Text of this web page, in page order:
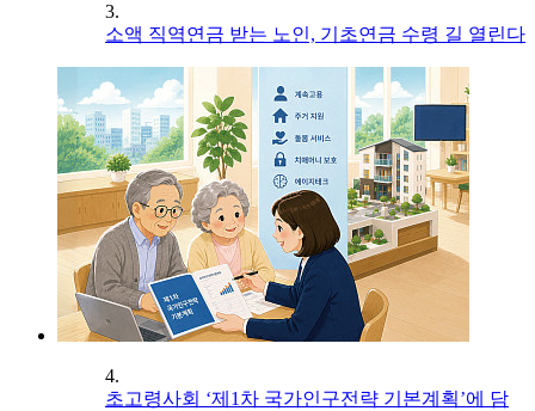
3.
소액 직역연금 받는 노인, 기초연금 수령 길 열린다
4.
초고령사회 ‘제1차 국가인구전략 기본계획’에 담